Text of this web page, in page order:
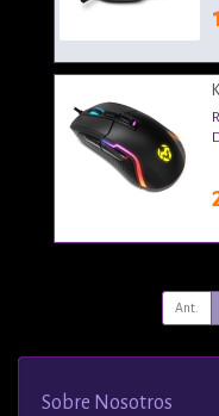
Ant.
Sobre Nosotros